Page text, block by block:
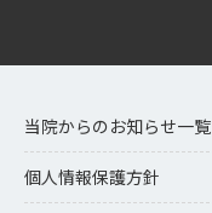
当院からのお知らせ一覧
個人情報保護方針